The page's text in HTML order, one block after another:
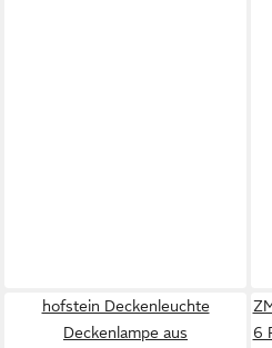
hofstein Deckenleuchte
Deckenlampe aus
6